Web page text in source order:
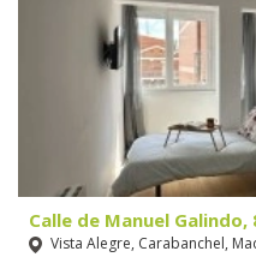
Calle de Manuel
Vista Alegre, Carabanchel,